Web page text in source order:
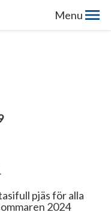
Menu
pjäs för alla
2024